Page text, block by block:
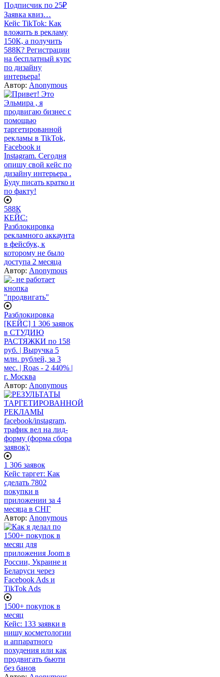
Подписчик по 25₽
Заявка квиз…
Кейс TikTok: Как
вложить в рекламу
150К, а получить
588К? Регистрации
на бесплатный курс
по дизайну
интерьера!
Автор: Anonymous
588К
КЕЙС:
Разблокировка
рекламного аккаунта
в фейсбук, к
которому не было
доступа 2 месяца
Автор: Anonymous
Разблокировка
[КЕЙС] 1 306 заявок
в СТУДИЮ
РАСТЯЖКИ по 158
руб. | Выручка 5
млн. рублей, за 3
мес. | Roas - 2 440% |
г. Москва
Автор: Anonymous
1 306 заявок
Кейс таргет: Как
сделать 7802
покупки в
приложении за 4
месяца в СНГ
Автор: Anonymous
1500+ покупок в
месяц
Кейс: 133 заявки в
нишу косметологии
и аппаратного
похудения или как
продвигать бьюти
без банов